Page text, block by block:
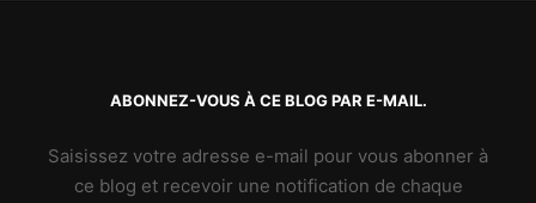
ABONNEZ-VOUS À CE BLOG PAR E-MAIL.
Saisissez votre adresse e-mail pour vous abonner à
ce blog et recevoir une notification de chaque